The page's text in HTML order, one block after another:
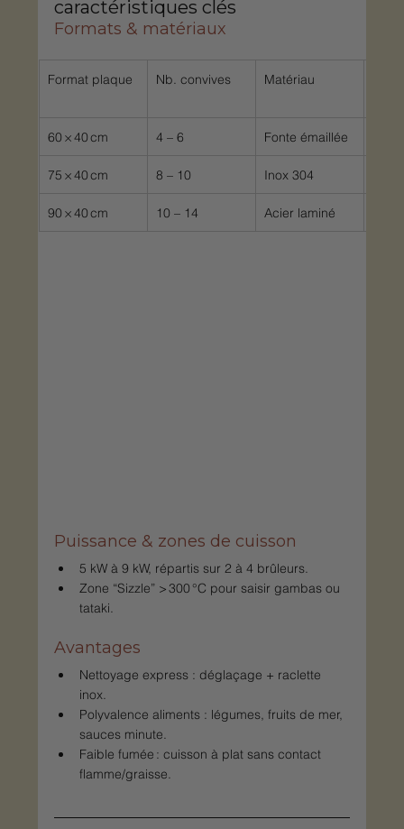
caractéristiques clés
Formats & matériaux
Format plaque Nb. convives Matériau
60 × 40 cm 4 – 6 Fonte émaillée
75 × 40 cm 8 – 10 Inox 304
90 × 40 cm 10 – 14 Acier laminé
Puissance & zones de cuisson
5 kW à 9 kW, répartis sur 2 à 4 brûleurs.
Zone “Sizzle” > 300 °C pour saisir gambas ou
tataki.
Avantages
Nettoyage express : déglaçage + raclette
inox.
Polyvalence aliments : légumes, fruits de mer,
sauces minute.
Faible fumée : cuisson à plat sans contact
flamme/graisse.